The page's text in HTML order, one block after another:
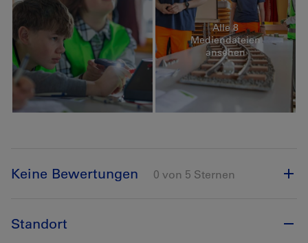
Alle 8
Mediendateien
ansehen
Keine Bewertungen 0 von 5 Sternen
Standort